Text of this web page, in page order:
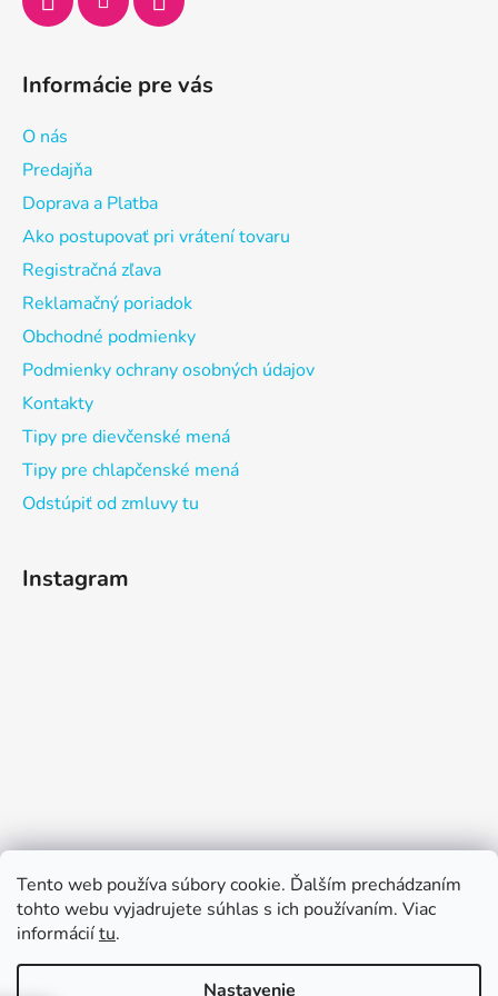
Tento web používa súbory cookie. Ďalším prechádzaním
tohto webu vyjadrujete súhlas s ich používaním. Viac
informáciítu.
Nastavenie
Informácie pre vás
O nás
Predajňa
Doprava a Platba
Ako postupovať pri vrátení tovaru
Registračná zľava
Reklamačný poriadok
Obchodné podmienky
Podmienky ochrany osobných údajov
Kontakty
Tipy pre dievčenské mená
Tipy pre chlapčenské mená
Odstúpiť od zmluvy tu
Instagram
Sledovať na Instagrame